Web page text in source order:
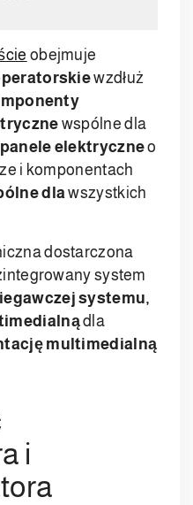
obejmuje
wzdłuż
wspólne dla
panele elektryczneo
i komponentach
dlawszystkich
dostarczona
system
systemu,
dla
multimedialną
i